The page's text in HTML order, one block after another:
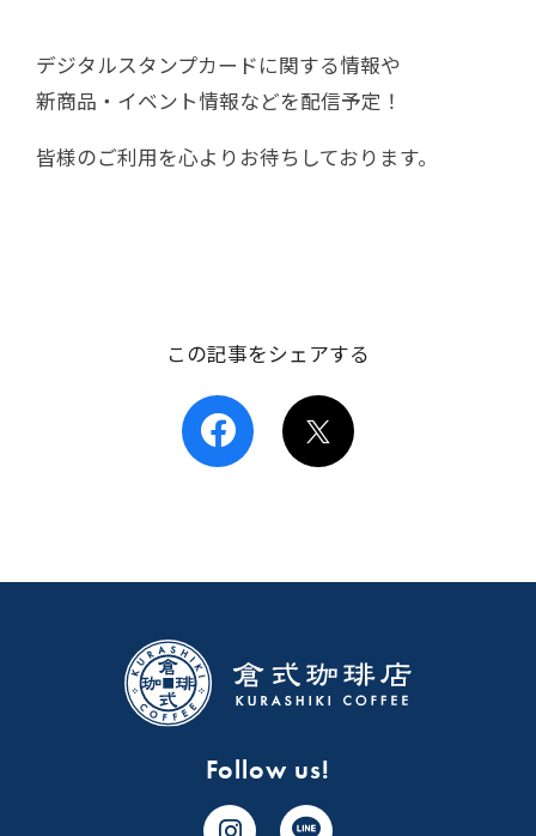
デジタルスタンプカードに関する情報や
新商品・イベント情報などを配信予定！
皆様のご利用を心よりお待ちしております。
この記事をシェアする
Follow us!